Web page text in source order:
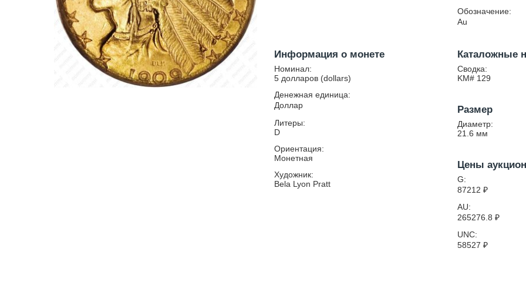
Обозначение:
Au
Информация о монете
Номинал:
5 долларов (dollars)
Денежная единица:
Доллар
Литеры:
D
Ориентация:
Монетная
Художник:
Bela Lyon Pratt
Каталожные
Сводка:
KM# 129
Размер
Диаметр:
21.6 мм
Цены
G:
87212 ₽
AU:
265276.8 ₽
UNC:
58527 ₽